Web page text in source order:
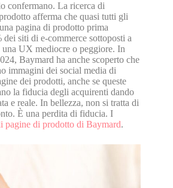
confermano. La ricerca di
afferma che quasi tutti gli
pagina di prodotto prima
siti di e-commerce sottoposti a
una UX mediocre o peggiore. In
Baymard ha anche scoperto che
immagini dei social media di
dei prodotti, anche se queste
la fiducia degli acquirenti dando
e reale. In bellezza, non si tratta di
È una perdita di fiducia. I
pagine di prodotto di Baymard.